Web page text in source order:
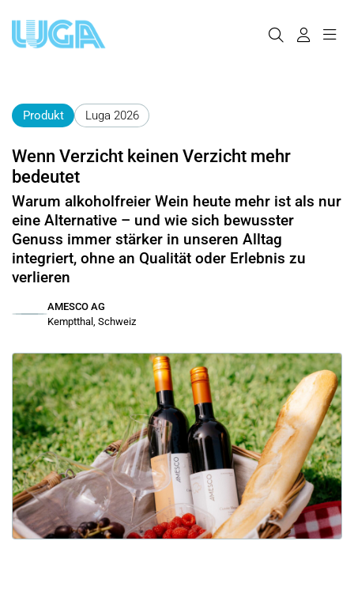
Produkt Luga 2026
Wenn Verzicht keinen Verzicht mehr
bedeutet
Warum alkoholfreier Wein heute mehr ist als nur
eine Alternative – und wie sich bewusster
Genuss immer stärker in unseren Alltag
integriert, ohne an Qualität oder Erlebnis zu
verlieren
AMESCO AG
Kemptthal, Schweiz